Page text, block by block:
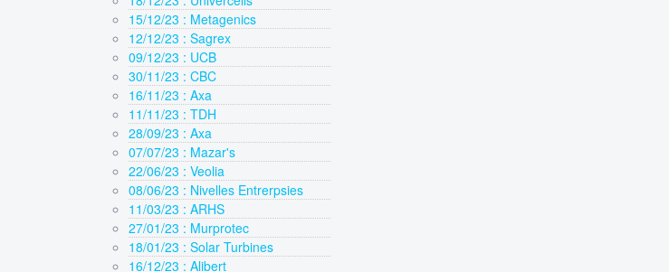
15/12/23 : Metagenics
12/12/23 : Sagrex
09/12/23 : UCB
30/11/23 : CBC
16/11/23 : Axa
11/11/23 : TDH
28/09/23 : Axa
07/07/23 : Mazar's
22/06/23 : Veolia
08/06/23 : Nivelles Entrerpsies
11/03/23 : ARHS
27/01/23 : Murprotec
18/01/23 : Solar Turbines
16/12/23 : Alibert